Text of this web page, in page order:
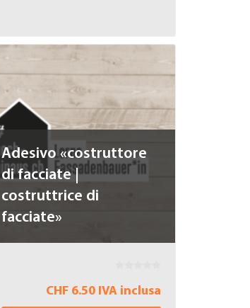
Adesivo «costruttore
di facciate |
costruttrice di
facciate»
CHF 6.50 IVA inclusa